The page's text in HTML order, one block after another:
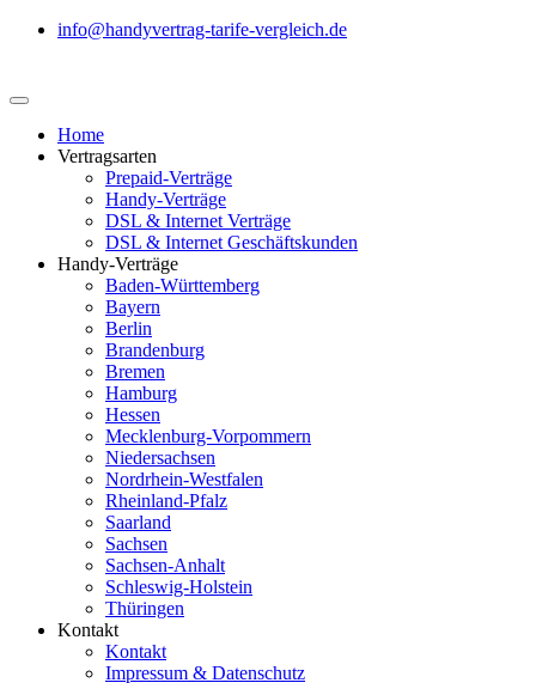
info@handyvertrag-tarife-vergleich.de
Home
Vertragsarten
Prepaid-Verträge
Handy-Verträge
DSL & Internet Verträge
DSL & Internet Geschäftskunden
Handy-Verträge
Baden-Württemberg
Bayern
Berlin
Brandenburg
Bremen
Hamburg
Hessen
Mecklenburg-Vorpommern
Niedersachsen
Nordrhein-Westfalen
Rheinland-Pfalz
Saarland
Sachsen
Sachsen-Anhalt
Schleswig-Holstein
Thüringen
Kontakt
Kontakt
Impressum & Datenschutz